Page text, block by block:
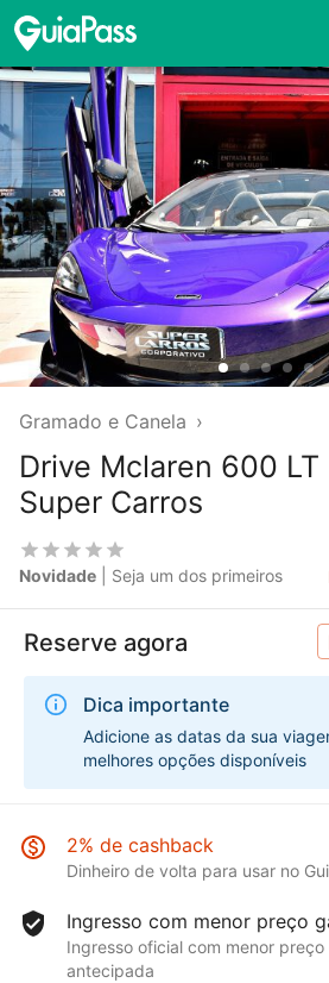
Gramado e Canela ›
Drive Mclaren 600
Super Carros
Novidade | Seja um dos primeiros
Reserve agora
Dica importante
Adicione as datas da sua
melhores opções disponíveis
2% de cashback
Dinheiro de volta para usar no
Ingresso com menor preço
Ingresso oficial com menor
antecipada